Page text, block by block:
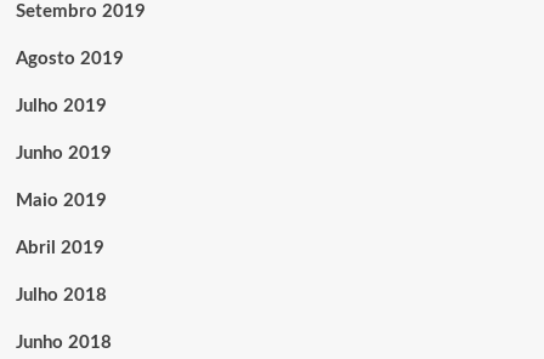
Setembro 2019
Agosto 2019
Julho 2019
Junho 2019
Maio 2019
Abril 2019
Julho 2018
Junho 2018